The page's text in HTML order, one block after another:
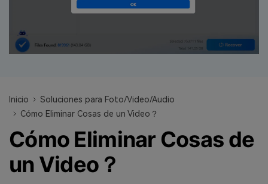
Otros Productos
UBackit - Respaldar Datos
Inicio
Soluciones para Foto/Video/Audio
Cómo Eliminar Cosas de un Video？
Cómo Eliminar Cosas de
un Video？